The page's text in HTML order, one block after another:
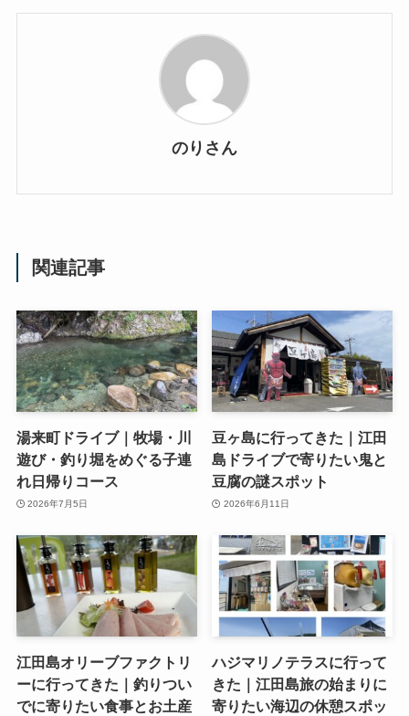
のりさん
関連記事
湯来町ドライブ｜牧場・川
遊び・釣り堀をめぐる子連
れ日帰りコース
2026年7月5日
豆ヶ島に行ってきた｜江田
島ドライブで寄りたい鬼と
豆腐の謎スポット
2026年6月11日
江田島オリーブファクトリ
ーに行ってきた｜釣りつい
でに寄りたい食事とお土産
ハジマリノテラスに行って
きた｜江田島旅の始まりに
寄りたい海辺の休憩スポッ